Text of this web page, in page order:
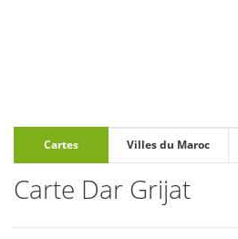
Cartes Villes du Maroc
Carte Dar Grijat